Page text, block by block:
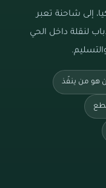
إلى شاحنة تعبر
لنقلة داخل الحي
هو من ينفّذ